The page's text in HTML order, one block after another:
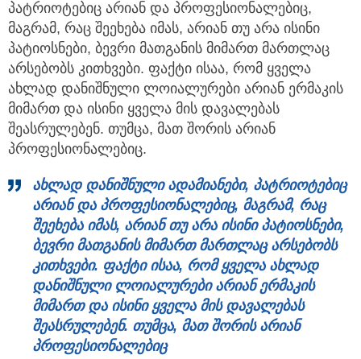
პატრიოტებიც არიან და პროფესიონალებიც,
მაგრამ, რაც შეეხება იმას, არიან თუ არა ისინი
პატიოსნები, ბევრი მათგანის მიმართ მართლაც
არსებობს კითხვები. ფაქტი ისაა, რომ ყველა
ახლად დანიშნული ლოიალურები არიან ერმაკის
მიმართ და ისინი ყველა მის დავალებას
შეასრულებენ. თუმცა, მათ შორის არიან
პროფესიონალებიც.
ახლად დანიშნული ადამიანები, პატრიოტებიც
არიან და პროფესიონალებიც, მაგრამ, რაც
შეეხება იმას, არიანთუ არა ისინი პატიოსნები,
ბევრი მათგანის მიმართ მართლაც არსებობს
კითხვები. ფაქტი ისაა, რომყველა ახლად
დანიშნული ლოიალურები არიანერმაკის
მიმართ და ისინი ყველა მის დავალებას
შეასრულებენ. თუმცა, მათ შორის არიან
პროფესიონალებიც